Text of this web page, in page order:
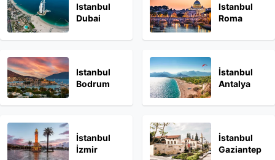
Istanbul
Dubai
Istanbul
Roma
Istanbul
Bodrum
İstanbul
Antalya
İstanbul
İzmir
İstanbul
Gaziantep